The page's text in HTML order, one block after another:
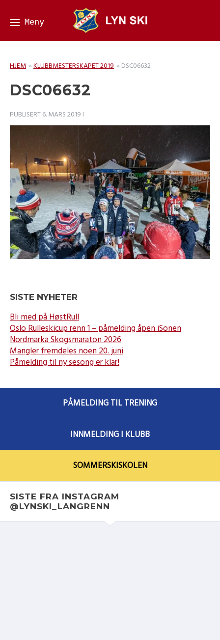
HJEM »KLUBBMESTERSKAPET 2019 » DSC06632
DSC06632
PUBLISERT6. MARS 2019 I
SISTE NYHETER
Bli med på HøstRull
Oslo Rulleskicup renn 1 – påmelding åpen iSonen
Nordmarka Skogsmaraton 2026
Mangler fremdeles noen 20. juni
Påmelding til ny sesong er klar!
PÅMELDING TIL TRENING
INNMELDING I KLUBB
SOMMERSKISKOLEN
SISTE FRA INSTAGRAM
@LYNSKI_LANGRENN